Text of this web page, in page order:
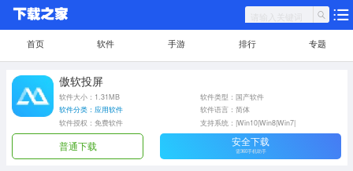
首页 软件 手游 排行 专题
傲软投屏
软件大小：1.31MB
软件类型：国产软件
软件分类：应用软件
软件语言：简体
软件授权：免费软件
支持系统：|Win10|Win8|Win7|
普通下载 安全下载
需360手机助手